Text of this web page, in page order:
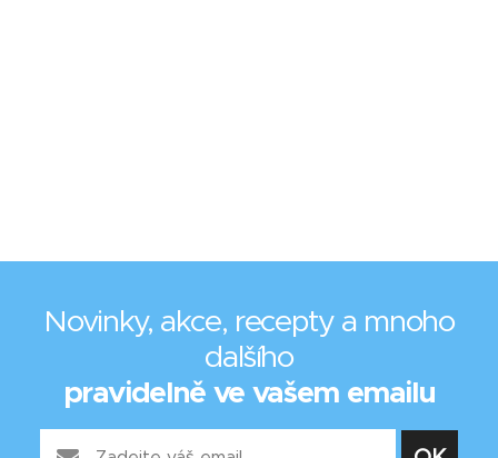
Novinky, akce, recepty a mnoho
dalšího
pravidelně ve vašem emailu